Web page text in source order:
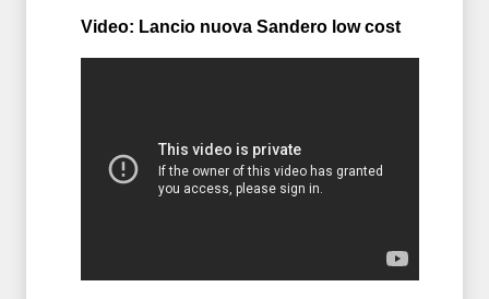
Video: Lancio nuova Sandero low cost